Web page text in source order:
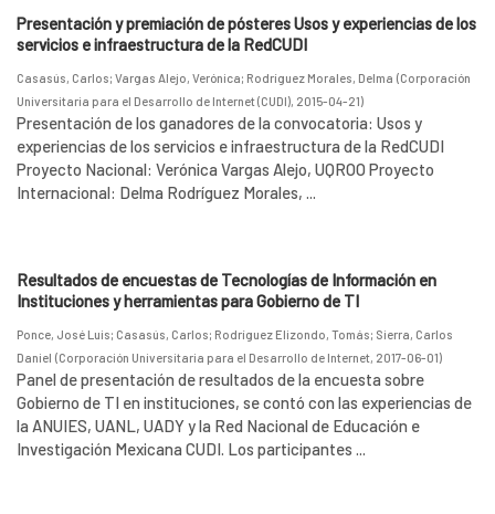
Presentación y premiación de pósteres Usos y experiencias de los
servicios e infraestructura de la RedCUDI
Casasús, Carlos; Vargas Alejo, Verónica; Rodríguez Morales, Delma (Corporación
Universitaria para el Desarrollo de Internet (CUDI), 2015-04-21)
Presentación de los ganadores de la convocatoria: Usos y
experiencias de los servicios e infraestructura de la RedCUDI
Proyecto Nacional: Verónica Vargas Alejo, UQROO Proyecto
Internacional: Delma Rodríguez Morales, ...
Resultados de encuestas de Tecnologías de Información en
Instituciones y herramientas para Gobierno de TI
Ponce, José Luis; Casasús, Carlos; Rodríguez Elizondo, Tomás; Sierra, Carlos
Daniel (Corporación Universitaria para el Desarrollo de Internet, 2017-06-01)
Panel de presentación de resultados de la encuesta sobre
Gobierno de TI en instituciones, se contó con las experiencias de
la ANUIES, UANL, UADY y la Red Nacional de Educación e
Investigación Mexicana CUDI. Los participantes ...